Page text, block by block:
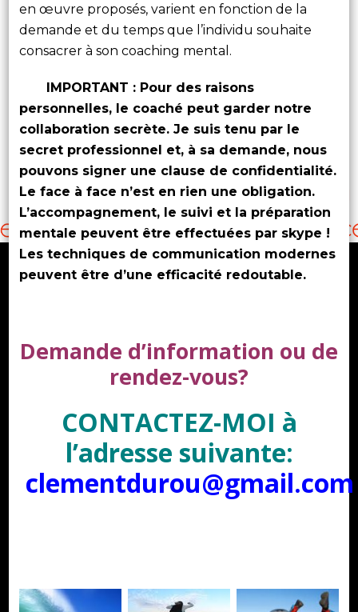
en œuvre proposés, varient en fonction de la
demande et du temps que l’individu souhaite
consacrer à son coaching mental.
IMPORTANT :Pour des raisons
personnelles, le coaché peut garder notre
collaboration secrète. Je suis tenu par le
secret professionnel et, à sa demande, nous
pouvons signer une clause de confidentialité.
Le face à face n’est en rien une obligation.
L’accompagnement, le suivi et la préparation
mentale peuvent être effectuées par skype !
Les techniques de communication modernes
peuvent être d’une efficacité redoutable.
Demande d’information ou de
rendez-vous?
CONTACTEZ-MOI à
l’adresse suivante:
clementdurou@gmail.com